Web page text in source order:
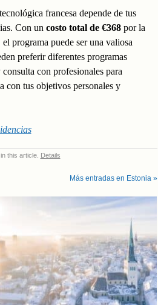
francesa depende de tus
Con un costo total de €368por la
programa puede ser una valiosa
preferir diferentes programas
con profesionales para
con tus objetivos personales y
this article. Details
Más entradas en Estonia »